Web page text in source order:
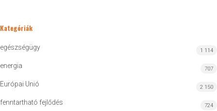
Kategóriák
egészségügy 1 114
energia 707
Európai Unió 2 150
fenntartható fejlődés 724